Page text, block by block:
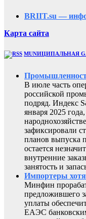
BRIIT.su —
Карта сайта
MUNИЦИПАЛЬНАЯ
В июле часть
российской
подряд. Индекс
января 2025
зафиксировали
планов выпуска
остается
внутренние
занятость и
Импортеры
Минфин
предложившего
уплаты
ЕАЭС